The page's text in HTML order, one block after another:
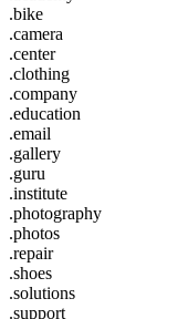
.bike
.camera
.center
.clothing
.company
.education
.email
.gallery
.guru
.institute
.photography
.photos
.repair
.shoes
.solutions
.support